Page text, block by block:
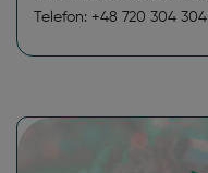
Telefon: +48 720 304 304